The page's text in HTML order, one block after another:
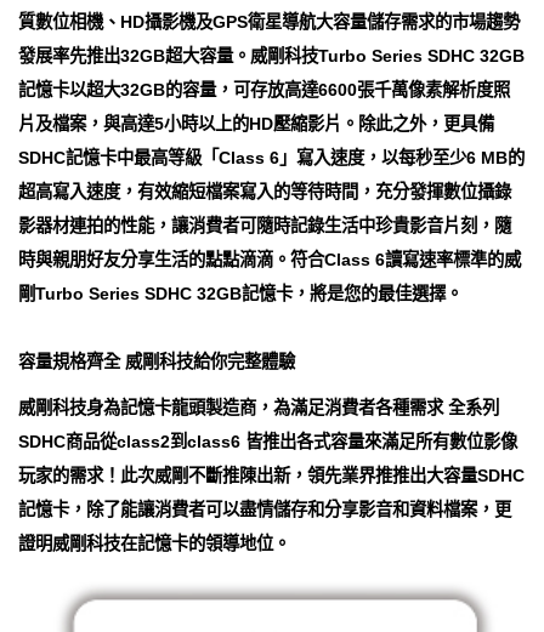
質數位相機、HD攝影機及GPS衛星導航大容量儲存需求的市場趨勢
發展率先推出32GB超大容量。威剛科技Turbo Series SDHC 32GB
記憶卡以超大32GB的容量，可存放高達6600張千萬像素解析度照
片及檔案，與高達5小時以上的HD壓縮影片。除此之外，更具備
SDHC記憶卡中最高等級「Class 6」寫入速度，以每秒至少6 MB的
超高寫入速度，有效縮短檔案寫入的等待時間，充分發揮數位攝錄
影器材連拍的性能，讓消費者可隨時記錄生活中珍貴影音片刻，隨
時與親朋好友分享生活的點點滴滴。符合Class 6讀寫速率標準的威
剛Turbo Series SDHC 32GB記憶卡，將是您的最佳選擇。
容量規格齊全 威剛科技給你完整體驗
威剛科技身為記憶卡龍頭製造商，為滿足消費者各種需求 全系列
SDHC商品從class2到class6 皆推出各式容量來滿足所有數位影像
玩家的需求！此次威剛不斷推陳出新，領先業界推推出大容量SDHC
記憶卡，除了能讓消費者可以盡情儲存和分享影音和資料檔案，更
證明威剛科技在記憶卡的領導地位。